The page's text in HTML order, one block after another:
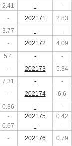
2.41 -
-
- 202171
2.83
3.77 -
-
- 202172
4.09
5.4 -
-
- 202173
5.34
7.31 -
-
- 202174
6.6
0.36 -
-
- 202175
0.42
0.67 -
-
- 202176
0.79